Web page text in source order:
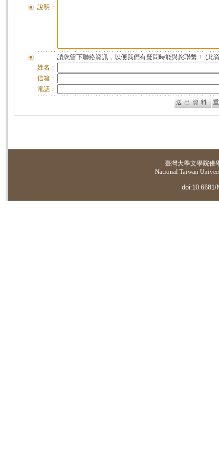
說明：
請您留下聯絡資訊，以便我們有疑問時能與您聯繫！ (此
姓名：
信箱：
電話：
臺灣大學文學院佛
National Taiwan
doi:10.6681/